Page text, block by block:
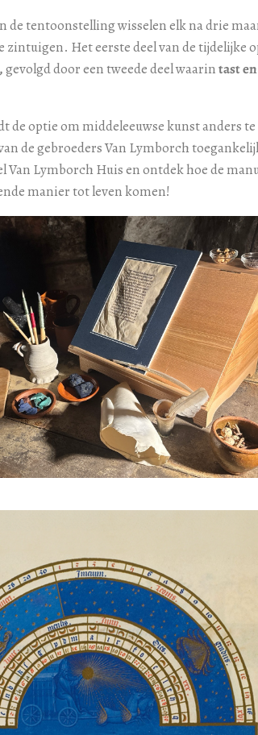
de tentoonstelling wisselen elk na drie
Het eerste deel van de tijdelijke
gevolgd door een tweede deel waarintast en
de optie om middeleeuwse kunst anders te
de gebroeders Van Lymborch
Van Lymborch Huis en ontdek hoe de
manier tot leven komen!